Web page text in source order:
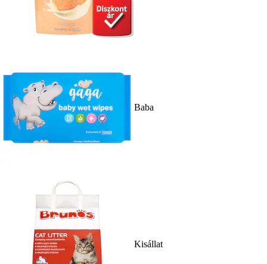
Baba
Kisállat